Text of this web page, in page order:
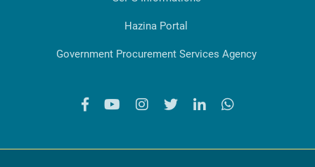
Hazina Portal
Government Procurement Services Agency